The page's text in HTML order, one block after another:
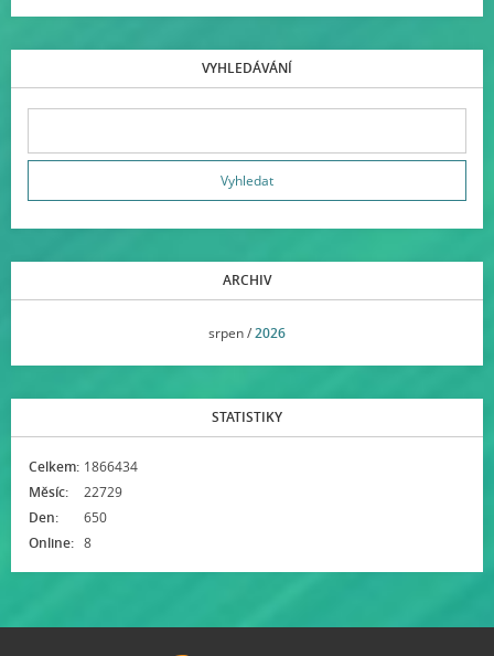
VYHLEDÁVÁNÍ
ARCHIV
srpen /2026
STATISTIKY
Online: 8
Celkem: 1866434
Měsíc:
22729
Den:
650